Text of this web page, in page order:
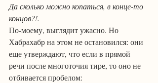
Да сколько можно копаться, в конце-то
концов?!.
По-моему, выглядит ужасно. Но
Хабрахабр на этом не остановился: они
еще утверждают, что если в прямой
речи после многоточия тире, то оно не
отбивается пробелом: